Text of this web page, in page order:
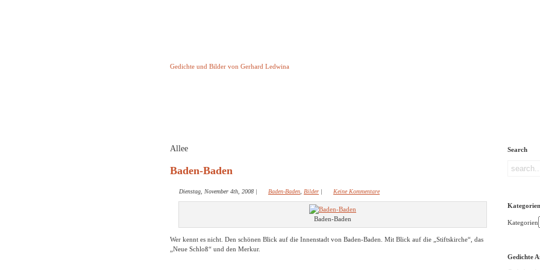
Gedichte und Bilder von Gerhard Ledwina
Allee
Baden-Baden
Dienstag, November 4th, 2008 | Baden-Baden Bilder | Keine Kommentare
Baden-Baden
Wer kennt es nicht. Den schönen Blick auf die Innenstadt von Baden-Baden. Mit Blick auf die „Stiftskirche“, das
„Neue Schloß“ und den Merkur.
Search
Kategorien
Kategorien
Gedichte